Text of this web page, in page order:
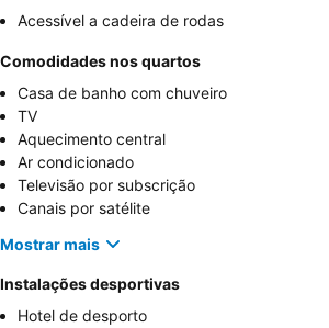
Acessível a cadeira de rodas
Comodidades nos quartos
Casa de banho com chuveiro
TV
Aquecimento central
Ar condicionado
Televisão por subscrição
Canais por satélite
Mostrar mais
Instalações desportivas
Hotel de desporto